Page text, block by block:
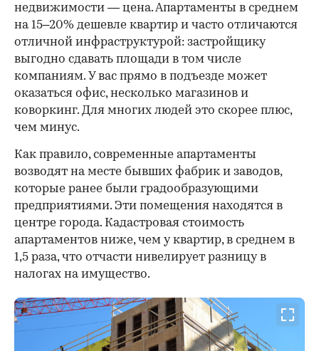
недвижимости — цена. Апартаменты в среднем
на 15–20% дешевле квартир и часто отличаются
отличной инфраструктурой: застройщику
выгодно сдавать площади в том числе
компаниям. У вас прямо в подъезде может
оказаться офис, несколько магазинов и
коворкинг. Для многих людей это скорее плюс,
чем минус.
Как правило, современные апартаменты
возводят на месте бывших фабрик и заводов,
которые ранее были градообразующими
предприятиями. Эти помещения находятся в
центре города. Кадастровая стоимость
апартаментов ниже, чем у квартир, в среднем в
1,5 раза, что отчасти нивелирует разницу в
налогах на имущество.